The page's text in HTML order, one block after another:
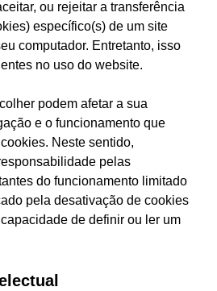
ou rejeitar a transferência
específico(s) de um site
computador. Entretanto, isso
no uso do website.
podem afetar a sua
e o funcionamento que
Neste sentido,
pelas
do funcionamento limitado
pela desativação de cookies
de definir ou ler um